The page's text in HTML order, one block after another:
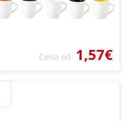
Cena od 1,57€